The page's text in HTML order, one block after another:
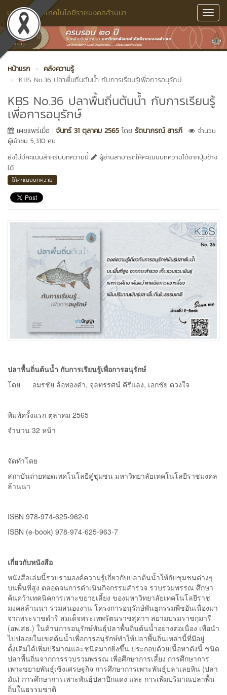
มหาวิทยาลัยเทคโนโลยีราชมงคลล้านนา
หน้าแรก
คลังความรู้
KBS No.36 ปลาพื้นถิ่นต้นน้ำ กับการเรียนรู้เพื่อการอนุรักษ์
KBS No.36 ปลาพื้นถิ่นต้นน้ำ กับการเรียนรู้
เพื่อการอนุรักษ์
เผยแพร่เมื่อ : จันทร์ 31 ตุลาคม 2565 โดย รัตนาภรณ์ สารภี
จำนวน
ผู้เข้าชม 5,310 คน
ยังไม่มีคะแนนสำหรับบทความนี้
ผู้อ่านสามารถให้คะแนนบทความได้จากปุ่มข้าง
ใต้
ให้คะแนนบทความ
ปลาพื้นถิ่นต้นน้ำ กับการเรียนรู้เพื่อการอนุรักษ์
โดย อมรชัย ล้อทองคำ, จุลทรรศน์ คีรีแลง, เอกชัย ดวงใจ
พิมพ์ครั้งแรก ตุลาคม 2565
จำนวน 32 หน้า
จัดทำโดย
สถาบันถ่ายทอดเทคโนโลยีสู่ชุมชน มหาวิทยาลัยเทคโนโลยีราชมงคล
ล้านนา
ISBN 978-974-625-962-0
ISBN (e-book) 978-974-625-963-7
เกี่ยวกับหนังสือ
หนังสือเล่มนี้รวบรวมองค์ความรู้เกี่ยวกับปลาต้นน้ำให้กับชุมชนต่างๆ
บนพื้นที่สูง ตลอดจนการดําเนินกิจกรรมสํารวจ รวบรวมพรรณ ศึกษา
ค้นคว้าเทคนิคการเพาะขยายเลี้ยง ของมหาวิทยาลัยเทคโนโลยีราช
มงคลล้านนา ร่วมสนองงาน โครงการอนุรักษ์พันธุกรรมพืชอันเนื่องมา
จากพระราชดําริ สมเด็จพระเทพรัตนราชสุดาฯ สยามบรมราชกุมารี
(อพ.สธ.) ในด้านการอนุรักษ์พันธุ์ปลาพื้นถิ่นต้นน้ำอย่างต่อเนื่อง เพื่อนํา
ไปปล่อยในเขตต้นน้ำเพื่อการอนุรักษ์ทําให้ปลาพื้นถิ่นเหล่านี้ที่มีอยู่
ดั้งเดิมได้เพิ่มปริมาณและชนิดมากยิ่งขึ้น ประกอบด้วยเนื้อหาดังนี้ ชนิด
ปลาพื้นถิ่นจากการรวบรวมพรรณ เพื่อศึกษาการเลี้ยง การศึกษาการ
เพาะขยายพันธุ์เชิงเศรษฐกิจ การศึกษาการเพาะพันธุ์ปลาเลยหิน (ปลา
มัน) การศึกษาการเพาะพันธุ์ปลาปีกแดง และ การเพิ่มปริมาณปลาพื้น
ถิ่นในธรรมชาติ